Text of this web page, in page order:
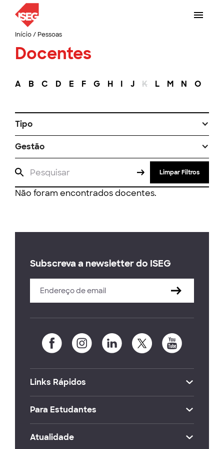
Início/ Pessoas
Docentes
A B C D E F G H I J K L M N O
Tipo
Gestão
Limpar Filtros
Não foram encontrados docentes.
Subscreva a newsletter do ISEG
Links Rápidos
Para Estudantes
Atualidade